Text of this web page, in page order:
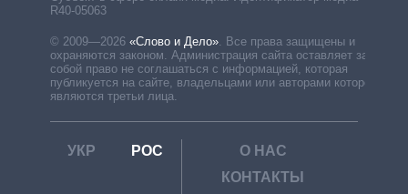
R40-05063
© 2009—2026 «Слово и Дело». Все права защищены и
охраняются законом. Администрация сайта оставляет за
собой право не соглашаться с информацией, которая
публикуется на сайте, владельцами или авторами которой
являются третьи лица.
УКР РОС
О НАС
КОНТАКТЫ